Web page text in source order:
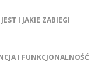
I JAKIE ZABIEGI
I FUNKCJONALNOŚĆ